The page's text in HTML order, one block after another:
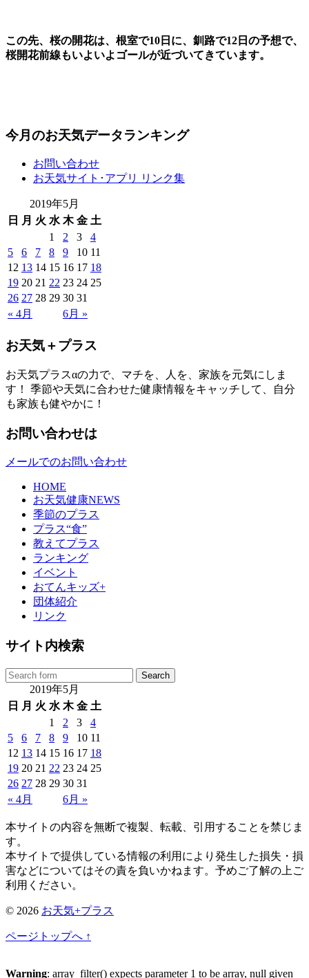
この先、桜の開花は、根室で10日に、釧路で12日の予想で、
桜開花前線もいよいよゴールが近づいてきています。
今月のお天気データランキング
お問い合わせ
お天気サイト･アプリ リンク集
2019年5月
日
月 火 水 木 金 土
« 4月 6月 »
1 2 3
4
5
6 7 8 9 10 11
12 13 14 15 16 17 18
19 20 21 22 23 24 25
26 27 28 29 30 31
お天気＋プラス
お天気プラスαの力で、マチを、人を、家族を元気にしま
す！ 季節や天気に合わせた健康情報をキャッチして、自分
も家族も健やかに！
お問い合わせは
メールでのお問い合わせ
HOME
お天気健康NEWS
季節のプラス
プラス“食”
教えてプラス
ランキング
イベント
おてんキッズ+
団体紹介
リンク
サイト内検索
2019年5月
日
月 火 水 木 金 土
« 4月 6月 »
1 2 3
4
5
6 7 8 9 10 11
12 13 14 15 16 17 18
19 20 21 22 23 24 25
26 27 28 29 30 31
本サイトの内容を無断で複製、転載、引用することを禁じま
す。
本サイトで提供している情報の利用により発生した損失・損
害などについてはその責を負いかねます。予めご了解の上ご
利用ください。
© 2026 お天気+プラス
ページトップへ ↑
Warning: array_filter() expects parameter 1 to be array, null given